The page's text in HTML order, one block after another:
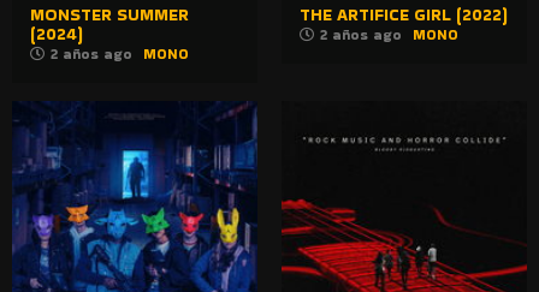
MONSTER SUMMER
(2024)
2 años ago MONO
THE ARTIFICE GIRL (2022)
2 años ago MONO